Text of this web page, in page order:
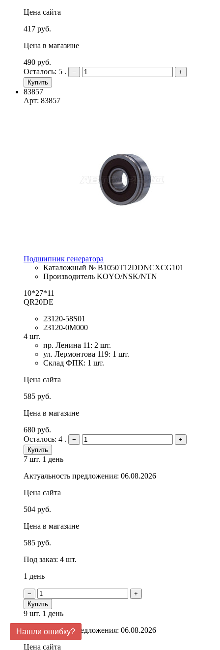
Цена сайта
417 руб.
Цена в магазине
490 руб.
Осталось: 5 .
−
+
Купить
83857
Арт: 83857
Подшипник генератора
Каталожный № B1050T12DDNCXCG101
Производитель KOYO/NSK/NTN
10*27*11
QR20DE
23120-58S01
23120-0M000
4 шт.
пр. Ленина 11: 2 шт.
ул. Лермонтова 119: 1 шт.
Склад ФПК: 1 шт.
Цена сайта
585 руб.
Цена в магазине
680 руб.
Осталось: 4 .
−
+
Купить
7 шт. 1 день
Актуальность предложения: 06.08.2026
Цена сайта
504 руб.
Цена в магазине
585 руб.
Под заказ: 4 шт.
1 день
−
+
Купить
9 шт. 1 день
Актуальность предложения: 06.08.2026
Цена сайта
Нашли ошибку?